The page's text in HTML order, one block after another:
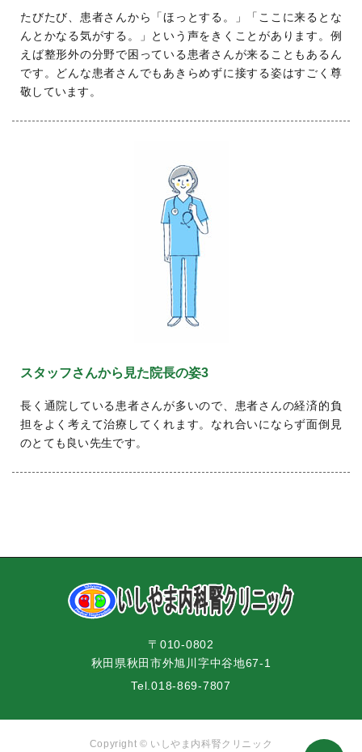
たびたび、患者さんから「ほっとする。」「ここに来るとな
んとかなる気がする。」という声をきくことがあります。例
えば整形外の分野で困っている患者さんが来ることもあるん
です。どんな患者さんでもあきらめずに接する姿はすごく尊
敬しています。
スタッフさんから見た院長の姿3
長く通院している患者さんが多いので、患者さんの経済的負
担をよく考えて治療してくれます。なれ合いにならず面倒見
のとても良い先生です。
〒010-0802
秋田県秋田市外旭川字中谷地67-1
Tel.018-869-7807
Copyright © いしやま内科腎クリニック